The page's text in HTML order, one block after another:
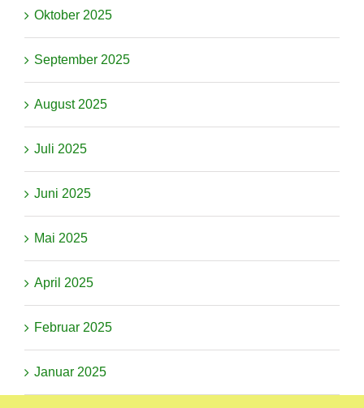
Oktober 2025
September 2025
August 2025
Juli 2025
Juni 2025
Mai 2025
April 2025
Februar 2025
Januar 2025